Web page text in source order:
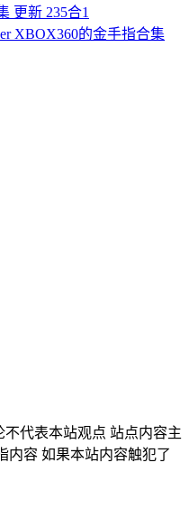
更新 235合1
XBOX360的金手指合集
代表本站观点 站点内容主
内容 如果本站内容触犯了